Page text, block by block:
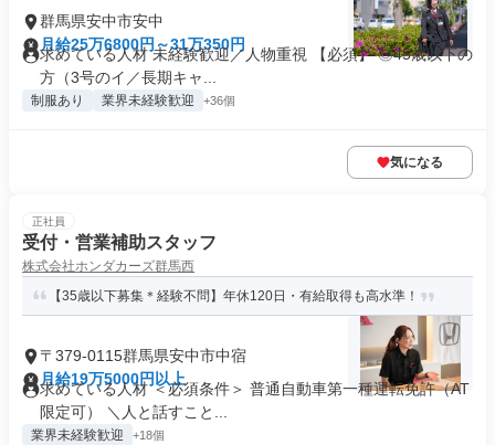
群馬県安中市安中
月給25万6800円～31万350円
求めている人材 未経験歓迎／人物重視 【必須】 ◎45歳以下の
方（3号のイ／長期キャ...
制服あり 業界未経験歓迎 +36個
気になる
正社員
受付・営業補助スタッフ
株式会社ホンダカーズ群馬西
【35歳以下募集＊経験不問】年休120日・有給取得も高水準！
〒379-0115群馬県安中市中宿
月給19万5000円以上
求めている人材 ＜必須条件＞ 普通自動車第一種運転免許（AT
限定可） ＼人と話すこと...
業界未経験歓迎 +18個